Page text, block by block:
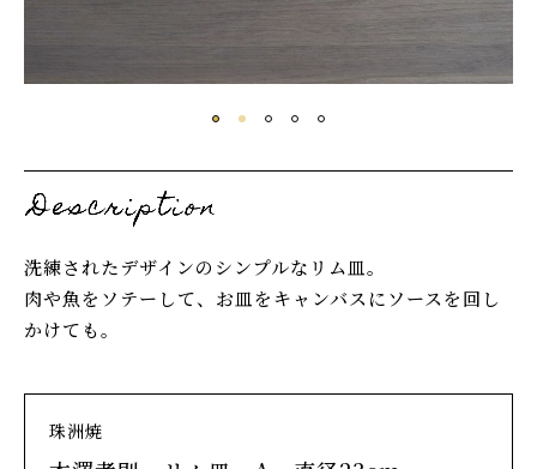
洗練されたデザインのシンプルなリム皿。
肉や魚をソテーして、お皿をキャンバスにソースを回し
かけても。
珠洲焼